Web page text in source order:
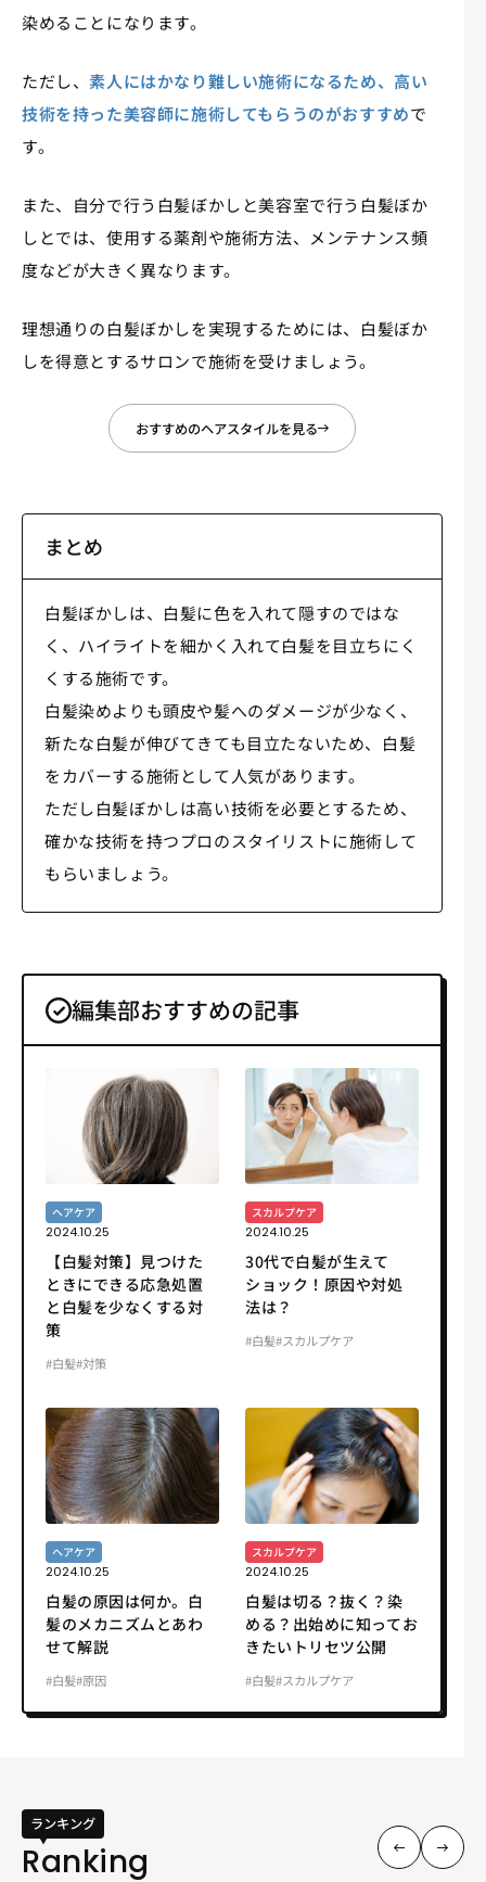
染めることになります。
ただし、素人にはかなり難しい施術になるため、高い
技術を持った美容師に施術してもらうのがおすすめで
す。
また、自分で行う白髪ぼかしと美容室で行う白髪ぼか
しとでは、使用する薬剤や施術方法、メンテナンス頻
度などが大きく異なります。
理想通りの白髪ぼかしを実現するためには、白髪ぼか
しを得意とするサロンで施術を受けましょう。
おすすめのヘアスタイルを見る
まとめ
白髪ぼかしは、白髪に色を入れて隠すのではな
く、ハイライトを細かく入れて白髪を目立ちにく
くする施術です。
白髪染めよりも頭皮や髪へのダメージが少なく、
新たな白髪が伸びてきても目立たないため、白髪
をカバーする施術として人気があります。
ただし白髪ぼかしは高い技術を必要とするため、
確かな技術を持つプロのスタイリストに施術して
もらいましょう。
編集部おすすめの記事
ヘアケア
2024.10.25
【白髪対策】見つけた
ときにできる応急処置
と白髪を少なくする対
策
#白髪#対策
スカルプケア
2024.10.25
30代で白髪が生えて
ショック！原因や対処
法は？
#白髪#スカルプケア
ヘアケア
2024.10.25
白髪の原因は何か。白
髪のメカニズムとあわ
せて解説
#白髪#原因
スカルプケア
2024.10.25
白髪は切る？抜く？染
める？出始めに知ってお
きたいトリセツ公開
#白髪#スカルプケア
ランキング